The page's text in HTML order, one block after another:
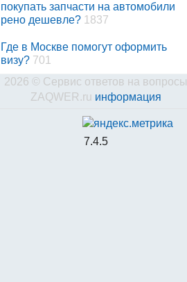
покупать запчасти на автомобили
рено дешевле? 1837
Где в Москве помогут оформить
визу? 701
2026 © Сервис ответов на вопросы
ZAQWER.ru информация
7.4.5